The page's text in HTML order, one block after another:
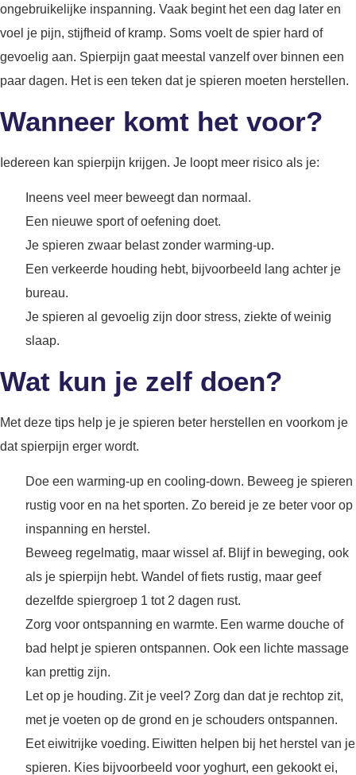
ongebruikelijke inspanning. Vaak begint het een dag later en
voel je pijn, stijfheid of kramp. Soms voelt de spier hard of
gevoelig aan. Spierpijn gaat meestal vanzelf over binnen een
paar dagen. Het is een teken dat je spieren moeten herstellen.
Wanneer komt het voor?
Iedereen kan spierpijn krijgen. Je loopt meer risico als je:
Ineens veel meer beweegt dan normaal.
Een nieuwe sport of oefening doet.
Je spieren zwaar belast zonder warming-up.
Een verkeerde houding hebt, bijvoorbeeld lang achter je
bureau.
Je spieren al gevoelig zijn door stress, ziekte of weinig
slaap.
Wat kun je zelf doen?
Met deze tips help je je spieren beter herstellen en voorkom je
dat spierpijn erger wordt.
Doe een warming-up en cooling-down. Beweeg je spieren
rustig voor en na het sporten. Zo bereid je ze beter voor op
inspanning en herstel.
Beweeg regelmatig, maar wissel af. Blijf in beweging, ook
als je spierpijn hebt. Wandel of fiets rustig, maar geef
dezelfde spiergroep 1 tot 2 dagen rust.
Zorg voor ontspanning en warmte. Een warme douche of
bad helpt je spieren ontspannen. Ook een lichte massage
kan prettig zijn.
Let op je houding. Zit je veel? Zorg dan dat je rechtop zit,
met je voeten op de grond en je schouders ontspannen.
Eet eiwitrijke voeding. Eiwitten helpen bij het herstel van je
spieren. Kies bijvoorbeeld voor yoghurt, een gekookt ei,